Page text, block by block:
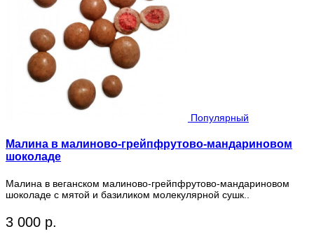
Популярный
Малина в малиново-грейпфрутово-мандариновом
шоколаде
Малина в веганском малиново-грейпфрутово-мандариновом
шоколаде с мятой и базиликом молекулярной сушк..
3 000 р.